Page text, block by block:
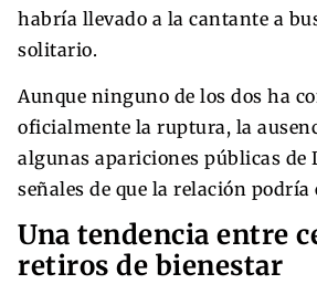
habría llevado a la cantante a
solitario.
Aunque ninguno de los dos ha
oficialmente la ruptura, la
algunas apariciones públicas de
señales de que la relación podría
Una tendencia entre
retiros de bienestar